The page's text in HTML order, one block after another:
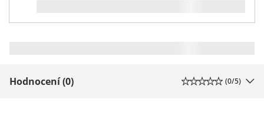
Hodnocení (0) (0/5)